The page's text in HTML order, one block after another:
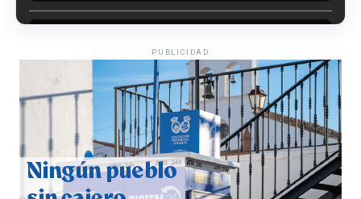
QUINTA CORRIDA DE LAS FIESTAS COLOMBINAS
2026
hace 4 días·Huelvatv
PUBLICIDAD